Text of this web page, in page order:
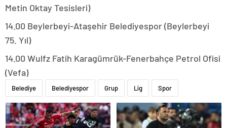
Metin Oktay Tesisleri)
14.00 Beylerbeyi-Ataşehir Belediyespor (Beylerbeyi
75. Yıl)
14.00 Wulfz Fatih Karagümrük-Fenerbahçe Petrol Ofisi
(Vefa)
Belediye Belediyespor Grup Lig Spor